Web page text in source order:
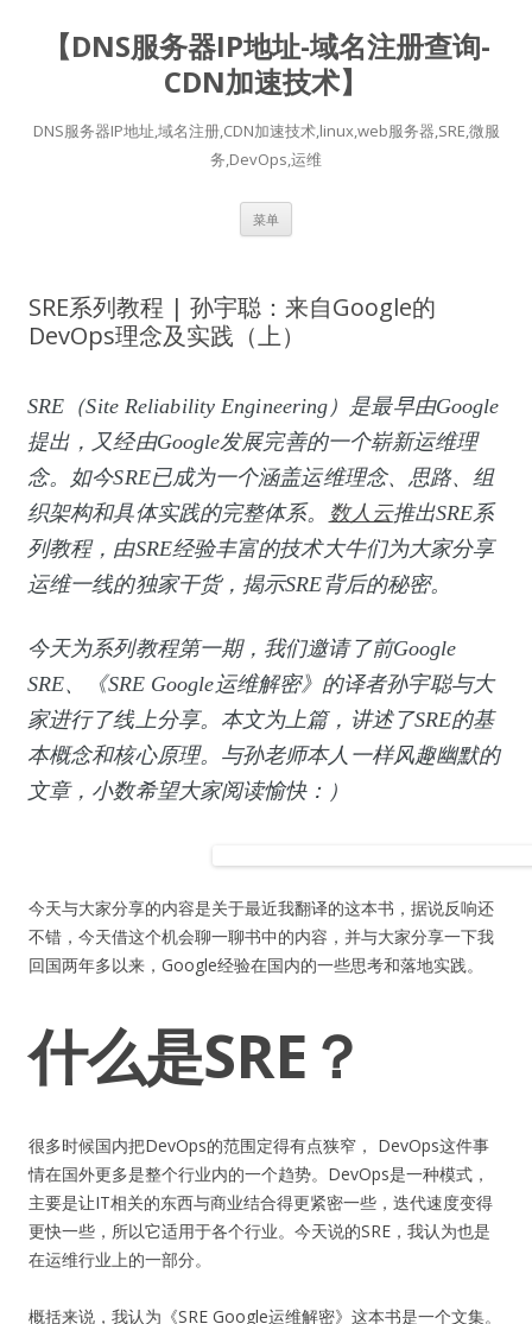
【DNS服务器IP地址-域名注册查询-
CDN加速技术】
DNS服务器IP地址,域名注册,CDN加速技术,linux,web服务器,SRE,微服
务,DevOps,运维
菜单
SRE系列教程 | 孙宇聪：来自Google的
DevOps理念及实践（上）
SRE（Site Reliability Engineering）是最早由Google
提出，又经由Google发展完善的一个崭新运维理
念。如今SRE已成为一个涵盖运维理念、思路、组
织架构和具体实践的完整体系。
数人云推出SRE系
列教程，由SRE经验丰富的技术大牛们为大家分享
运维一线的独家干货，揭示SRE背后的秘密。
今天为系列教程第一期，我们邀请了前Google
SRE、《SRE Google运维解密》的译者孙宇聪与大
家进行了线上分享。本文为上篇，讲述了SRE的基
本概念和核心原理。与孙老师本人一样风趣幽默的
文章，小数希望大家阅读愉快：）
今天与大家分享的内容是关于最近我翻译的这本书，据说反响还
不错，今天借这个机会聊一聊书中的内容，并与大家分享一下我
回国两年多以来，Google经验在国内的一些思考和落地实践。
什么是SRE？
很多时候国内把DevOps的范围定得有点狭窄， DevOps这件事
情在国外更多是整个行业内的一个趋势。DevOps是一种模式，
主要是让IT相关的东西与商业结合得更紧密一些，迭代速度变得
更快一些，所以它适用于各个行业。今天说的SRE，我认为也是
在运维行业上的一部分。
概括来说，我认为《SRE Google运维解密》这本书是一个文集。